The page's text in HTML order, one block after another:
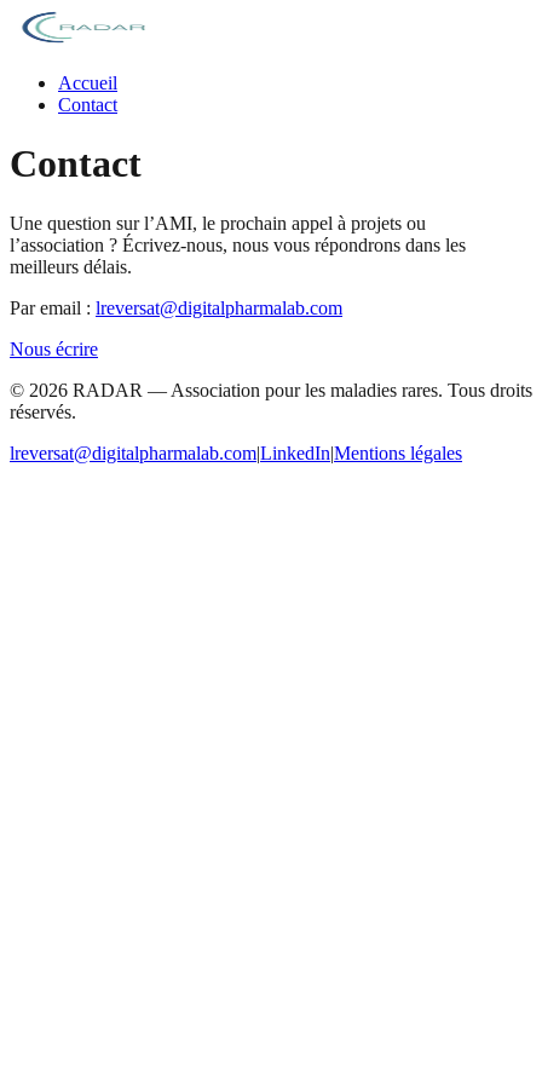
Accueil
Contact
Contact
Une question sur l’AMI, le prochain appel à projets ou
l’association ? Écrivez-nous, nous vous répondrons dans les
meilleurs délais.
Par email : lreversat@digitalpharmalab.com
Nous écrire
© 2026 RADAR — Association pour les maladies rares. Tous droits
réservés.
lreversat@digitalpharmalab.com|LinkedIn|Mentions légales